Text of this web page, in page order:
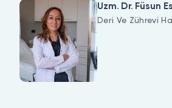
Uzm. Dr. Füsun
Deri Ve Zührevi